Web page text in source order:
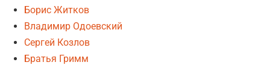
Борис Житков
Владимир Одоевский
Сергей Козлов
Братья Гримм